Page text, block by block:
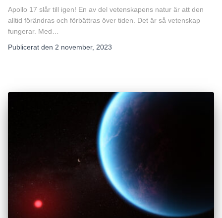
Apollo 17 slår till igen! En av del vetenskapens natur är att den
alltid förändras och förbättras över tiden. Det är så vetenskap
fungerar. Med…
Publicerat den 2 november, 2023